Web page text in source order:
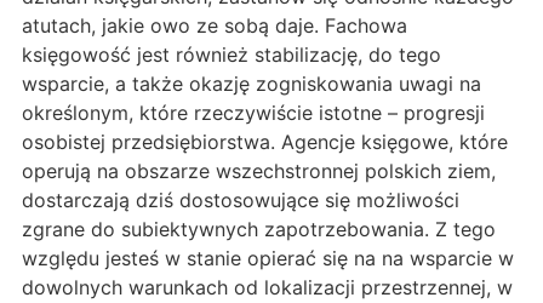
atutach, jakie owo ze sobą daje. Fachowa
księgowość jest również stabilizację, do tego
wsparcie, a także okazję zogniskowania uwagi na
określonym, które rzeczywiście istotne – progresji
osobistej przedsiębiorstwa. Agencje księgowe, które
operują na obszarze wszechstronnej polskich ziem,
dostarczają dziś dostosowujące się możliwości
zgrane do subiektywnych zapotrzebowania. Z tego
względu jesteś w stanie opierać się na na wsparcie w
dowolnych warunkach od lokalizacji przestrzennej, w